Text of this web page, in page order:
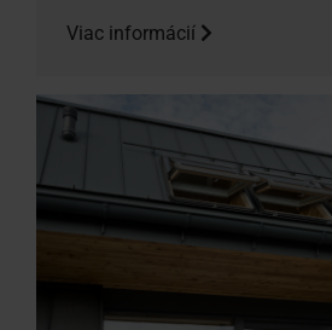
Viac informácií